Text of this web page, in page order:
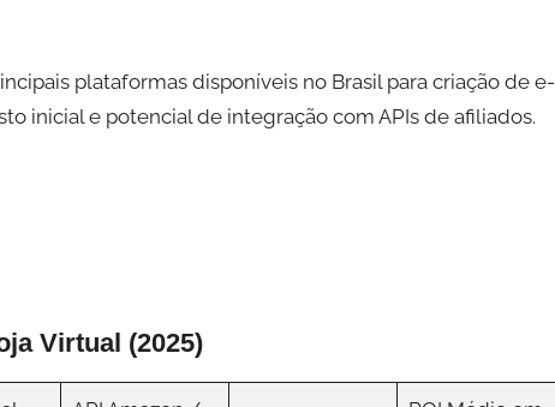
plataformas disponíveis no Brasil para criação de e-
inicial e potencial de integração com APIs de afiliados.
Virtual (2025)